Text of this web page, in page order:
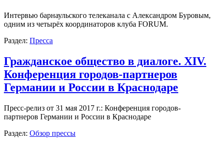
Интервью барнаульского телеканала с Александром Буровым,
одним из четырёх координаторов клуба FORUM.
Раздел: Пресса
Гражданское общество в диалоге. XIV.
Конференция городов-партнеров
Германии и России в Краснодаре
Пресс-релиз от 31 мая 2017 г.: Конференция городов-
партнеров Германии и России в Краснодаре
Раздел: Обзор прессы